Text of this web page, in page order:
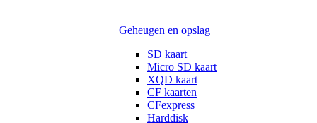
Geheugen en opslag
SD kaart
Micro SD kaart
XQD kaart
CF kaarten
CFexpress
Harddisk